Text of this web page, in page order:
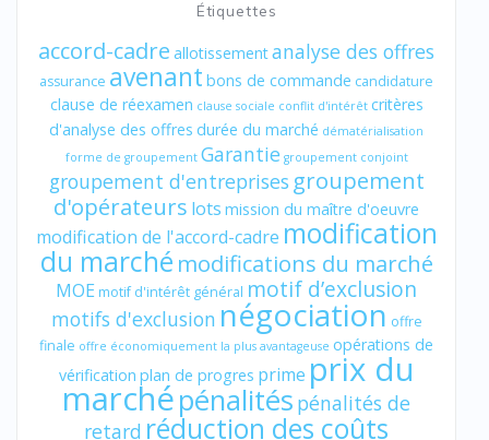
Étiquettes
accord-cadre allotissementanalyse des offres
assurance avenant bons de commande candidature
clause de réexamen clause sociale conflit d'intérêt critères
d'analyse des offres durée du marché dématérialisation
forme de groupement Garantie groupement conjoint
groupement d'entreprises groupement
d'opérateurs lots mission du maître d'oeuvre
modification de l'accord-cadre modification
du marché modifications du marché
MOE motif d'intérêt général motif d’exclusion
motifs d'exclusion négociation offre
finale offre économiquement la plus avantageuse opérations de
vérification plan de progres prime prix du
marchépénalités pénalités de
retard réduction des coûts